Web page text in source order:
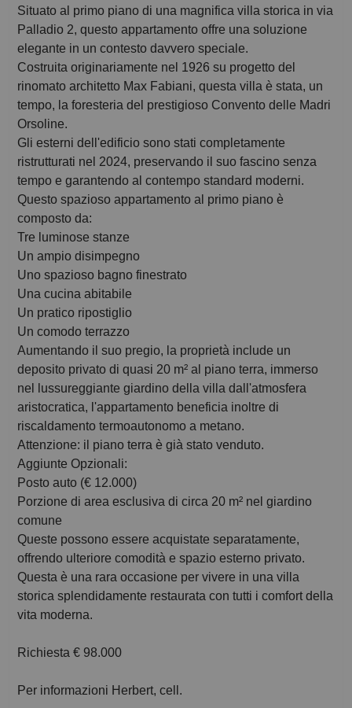
Situato al primo piano di una magnifica villa storica in via
Palladio 2, questo appartamento offre una soluzione
elegante in un contesto davvero speciale.
Costruita originariamente nel 1926 su progetto del
rinomato architetto Max Fabiani, questa villa è stata, un
tempo, la foresteria del prestigioso Convento delle Madri
Orsoline.
Gli esterni dell'edificio sono stati completamente
ristrutturati nel 2024, preservando il suo fascino senza
tempo e garantendo al contempo standard moderni.
Questo spazioso appartamento al primo piano è
composto da:
Tre luminose stanze
Un ampio disimpegno
Uno spazioso bagno finestrato
Una cucina abitabile
Un pratico ripostiglio
Un comodo terrazzo
Aumentando il suo pregio, la proprietà include un
deposito privato di quasi 20 m² al piano terra, immerso
nel lussureggiante giardino della villa dall'atmosfera
aristocratica, l'appartamento beneficia inoltre di
riscaldamento termoautonomo a metano.
Attenzione: il piano terra è già stato venduto.
Aggiunte Opzionali:
Posto auto (€ 12.000)
Porzione di area esclusiva di circa 20 m² nel giardino
comune
Queste possono essere acquistate separatamente,
offrendo ulteriore comodità e spazio esterno privato.
Questa è una rara occasione per vivere in una villa
storica splendidamente restaurata con tutti i comfort della
vita moderna.
Richiesta € 98.000
Per informazioni Herbert, cell.